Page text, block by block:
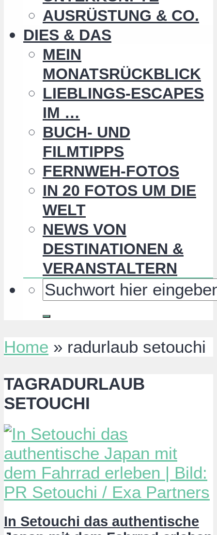
AUSRÜSTUNG & CO.
DIES & DAS
MEIN
MONATSRÜCKBLICK
LIEBLINGS-ESCAPES
IM …
BUCH- UND
FILMTIPPS
FERNWEH-FOTOS
IN 20 FOTOS UM DIE
WELT
NEWS VON
DESTINATIONEN &
VERANSTALTERN
Home » radurlaub setouchi
TAGRADURLAUB
SETOUCHI
In Setouchi das authentische